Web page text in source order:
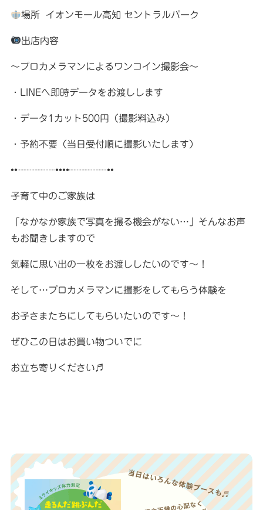
場所 イオンモール高知 セントラルパーク
出店内容
〜プロカメラマンによるワンコイン撮影会〜
・LINEへ即時データをお渡しします
・データ1カット500円（撮影料込み）
・予約不要（当日受付順に撮影いたします）
••┈┈┈┈••••┈┈┈┈••
子育て中のご家族は
「なかなか家族で写真を撮る機会がない…」そんなお声
もお聞きしますので
気軽に思い出の一枚をお渡ししたいのです〜！
そして…プロカメラマンに撮影をしてもらう体験を
お子さまたちにしてもらいたいのです〜！
ぜひこの日はお買い物ついでに
お立ち寄りください♬